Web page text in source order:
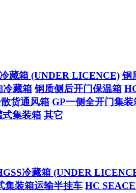
藏箱 (UNDER LICENCE) 钢
冷藏箱 钢质侧后开门保温箱
货通风箱 GP一侧全开门集装
式集装箱 其它
冷藏箱 (UNDER
集装箱运输半挂车 HC